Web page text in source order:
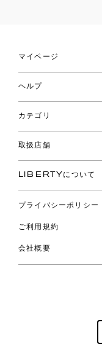
マイページ
ロイヤリティプログラム
パスワード再設定
ショッピングバッグ
ヘルプ
お問い合わせ
よくあるご質問
ご利用ガイド
カテゴリ
コレクション
ファブリックス
バッグ
ウェア
ライフスタイル
スペシャル
取扱店舗
リバティ・ファブリックス
LIBERTYについて
プライバシーポリシー
ご利用規約
会社概要